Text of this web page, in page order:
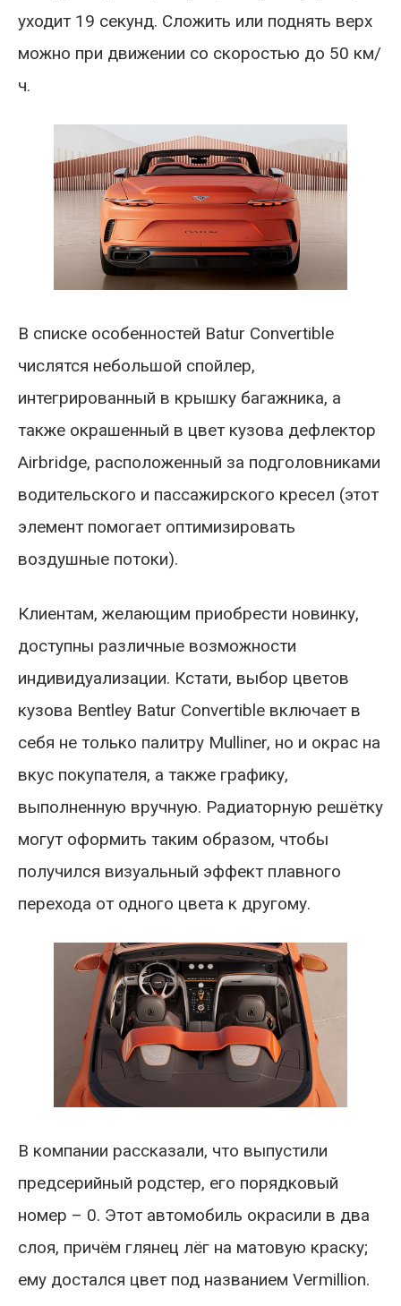
уходит 19 секунд. Сложить или поднять верх
можно при движении со скоростью до 50 км/
ч.
В списке особенностей Batur Convertible
числятся небольшой спойлер,
интегрированный в крышку багажника, а
также окрашенный в цвет кузова дефлектор
Airbridge, расположенный за подголовниками
водительского и пассажирского кресел (этот
элемент помогает оптимизировать
воздушные потоки).
Клиентам, желающим приобрести новинку,
доступны различные возможности
индивидуализации. Кстати, выбор цветов
кузова Bentley Batur Convertible включает в
себя не только палитру Mulliner, но и окрас на
вкус покупателя, а также графику,
выполненную вручную. Радиаторную решётку
могут оформить таким образом, чтобы
получился визуальный эффект плавного
перехода от одного цвета к другому.
В компании рассказали, что выпустили
предсерийный родстер, его порядковый
номер – 0. Этот автомобиль окрасили в два
слоя, причём глянец лёг на матовую краску;
ему достался цвет под названием Vermillion.